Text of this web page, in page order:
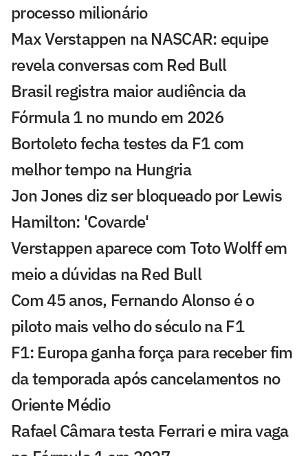
processo milionário
Max Verstappen na NASCAR: equipe
revela conversas com Red Bull
Brasil registra maior audiência da
Fórmula 1 no mundo em 2026
Bortoleto fecha testes da F1 com
melhor tempo na Hungria
Jon Jones diz ser bloqueado por Lewis
Hamilton: 'Covarde'
Verstappen aparece com Toto Wolff em
meio a dúvidas na Red Bull
Com 45 anos, Fernando Alonso é o
piloto mais velho do século na F1
F1: Europa ganha força para receber fim
da temporada após cancelamentos no
Oriente Médio
Rafael Câmara testa Ferrari e mira vaga